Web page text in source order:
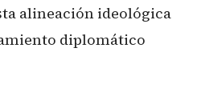
alineación ideológica
diplomático